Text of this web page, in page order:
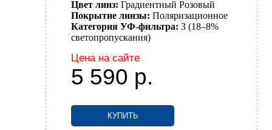
Цвет линз: Градиентный Розовый
Покрытие линзы: Поляризационное
Категория УФ-фильтра: 3 (18–8%
светопропускания)
Цена на сайте
5 590 р.
КУПИТЬ